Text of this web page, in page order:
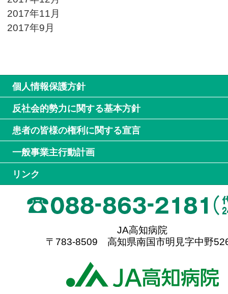
2017年11月
2017年9月
個人情報保護方針
反社会的勢力に関する基本方針
患者の皆様の権利に関する宣言
一般事業主行動計画
リンク
JA高知病院
〒783-8509 高知県南国市明見字中野